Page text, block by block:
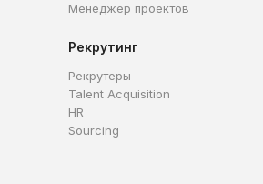
Менеджер проектов
Рекрутинг
Рекрутеры
Talent Acquisition
HR
Sourcing